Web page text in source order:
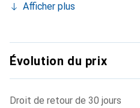
Afficher plus
Évolution du prix
Droit de retour de 30 jours